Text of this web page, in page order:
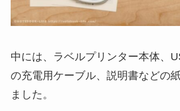
中には、ラベルプリンター本体、
の充電用ケーブル、説明書などの
ました。